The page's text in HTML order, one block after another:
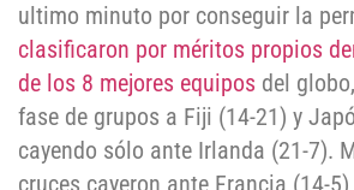
ultimo minuto por conseguir la
clasificaron por méritos propios
de los 8 mejores equipos del
fase de grupos a Fiji (14-21) y
cayendo sólo ante Irlanda (21-7).
cruces cayeron ante Francia (14-